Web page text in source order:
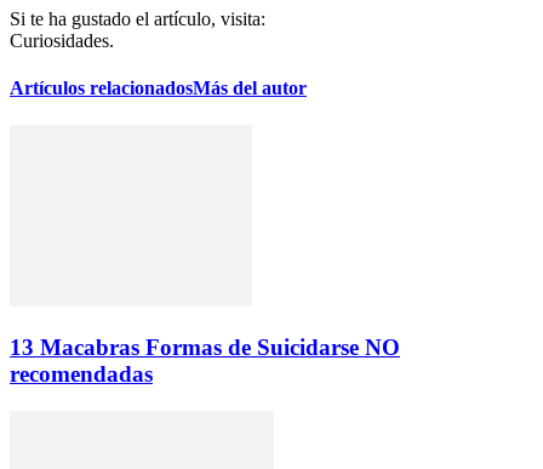
Si te ha gustado el artículo, visita:
Curiosidades.
Artículos relacionadosMás del autor
13 Macabras Formas de Suicidarse NO
recomendadas